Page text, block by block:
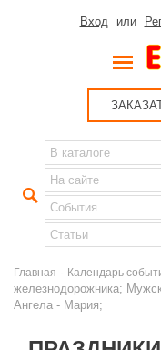
Вход или
Главная - Календарь
железнодорожника;
Ангела - Мария;